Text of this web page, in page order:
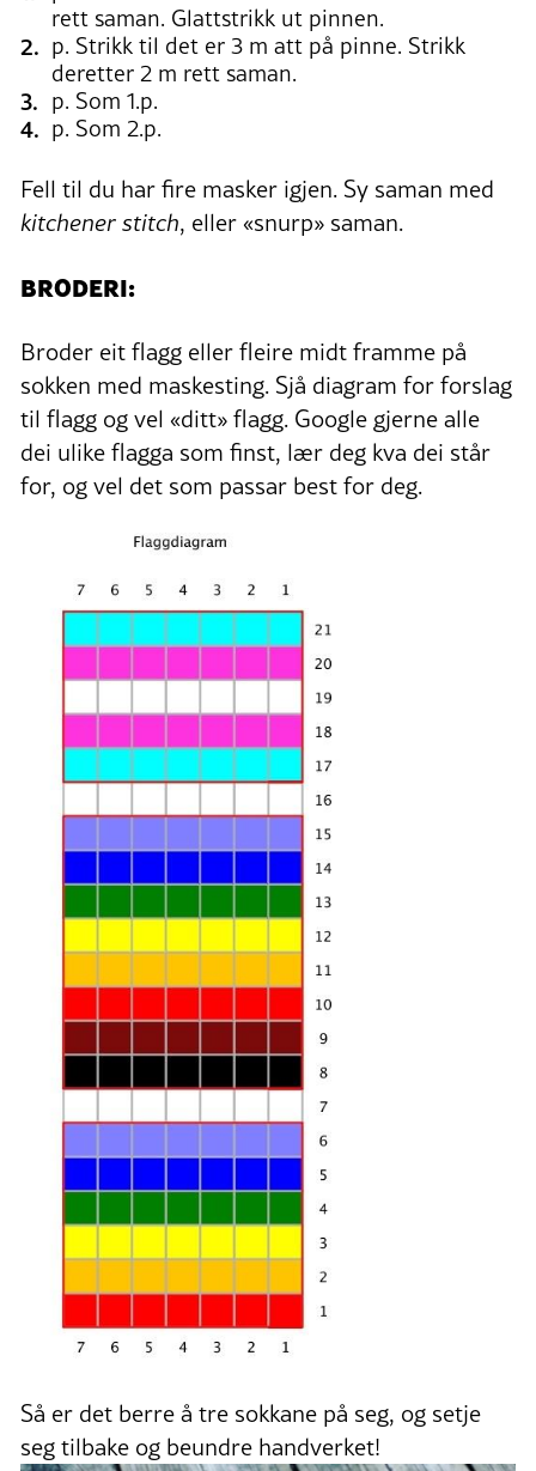
rett saman. Glattstrikk ut pinnen.
p. Strikk til det er 3 m att på pinne. Strikk
deretter 2 m rett saman.
p. Som 1.p.
p. Som 2.p.
Fell til du har fire masker igjen. Sy saman med
kitchener stitch, eller «snurp» saman.
BRODERI:
Broder eit flagg eller fleire midt framme på
sokken med maskesting. Sjå diagram for forslag
til flagg og vel «ditt» flagg. Google gjerne alle
dei ulike flagga som finst, lær deg kva dei står
for, og vel det som passar best for deg.
Så er det berre å tre sokkane på seg, og setje
seg tilbake og beundre handverket!